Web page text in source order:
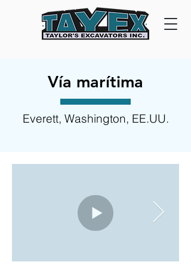
Vía marítima
Everett, Washington, EE.UU.